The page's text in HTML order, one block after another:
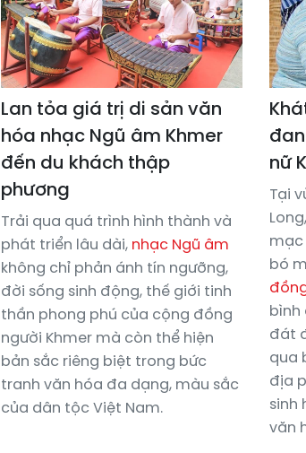
Lan tỏa giá trị di sản văn
hóa nhạc Ngũ âm Khmer
đến du khách thập
phương
Trải qua quá trình hình thành và
phát triển lâu dài, nhạc Ngũ âm
không chỉ phản ánh tín ngưỡng,
đời sống sinh động, thế giới tinh
thần phong phú của cộng đồng
người Khmer mà còn thể hiện
bản sắc riêng biệt trong bức
tranh văn hóa đa dạng, màu sắc
của dân tộc Việt Nam.
nữ
Tại
mạc
bó
bình
đát
qua
địa
sinh
văn